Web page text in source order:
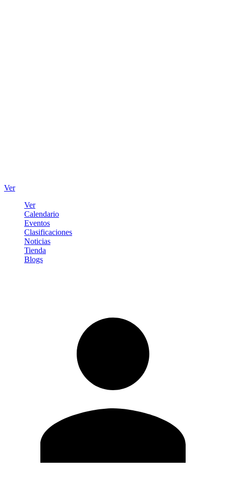
Ver
Ver
Calendario
Eventos
Clasificaciones
Noticias
Tienda
Blogs